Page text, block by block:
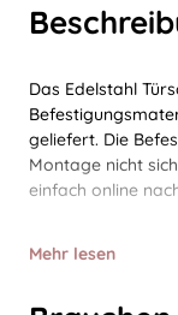
Das Edelstahl
geliefert. Die
Montage nicht
einfach online
Mehr lesen